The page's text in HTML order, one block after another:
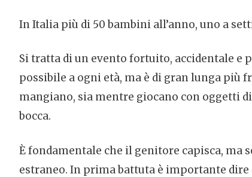
In Italia più di 50 bambini all’anno, uno a
Si tratta di un evento fortuito, accidentale e
possibile a ogni età, ma è di gran lunga più
mangiano, sia mentre giocano con oggetti
bocca.
È fondamentale che il genitore capisca, ma
estraneo. In prima battuta è importante